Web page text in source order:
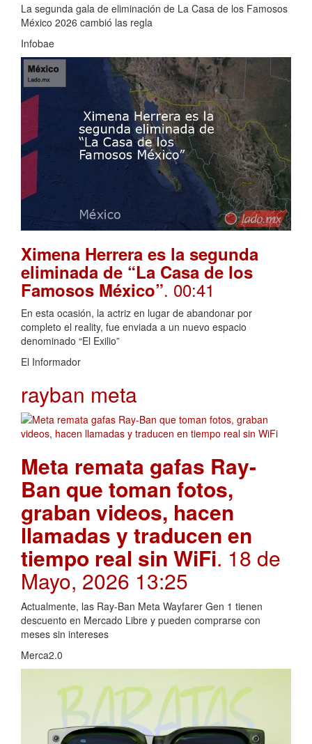
La segunda gala de eliminación de La Casa de los Famosos
México 2026 cambió las regla
Infobae
Ximena Herrera es la segunda
eliminada de “La Casa de los
Famosos México”. 00:41
En esta ocasión, la actriz en lugar de abandonar por
completo el reality, fue enviada a un nuevo espacio
denominado “El Exilio”
El Informador
rayban meta
Meta remata gafas Ray-
Ban que toman fotos,
graban videos, hacen
llamadas y traducen en
tiempo real sin WiFi. 18 de
Mayo, 2026 13:25
Actualmente, las Ray-Ban Meta Wayfarer Gen 1 tienen
descuento en Mercado Libre y pueden comprarse con
meses sin intereses
Merca2.0